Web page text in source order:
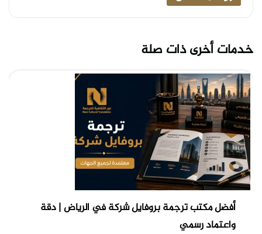
خدمات أخرى ذات صلة
أفضل مكتب ترجمة بروفايل شركة في الرياض | دقة
واعتماد رسمي